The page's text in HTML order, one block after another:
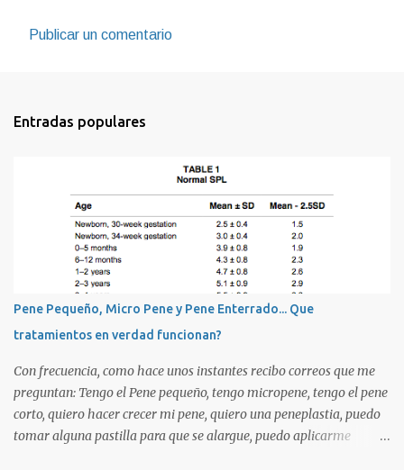
Publicar un comentario
Entradas populares
Pene Pequeño, Micro Pene y Pene Enterrado... Que
tratamientos en verdad funcionan?
Con frecuencia, como hace unos instantes recibo correos que me
preguntan: Tengo el Pene pequeño, tengo micropene, tengo el pene
corto, quiero hacer crecer mi pene, quiero una peneplastia, puedo
tomar alguna pastilla para que se alargue, puedo aplicarme